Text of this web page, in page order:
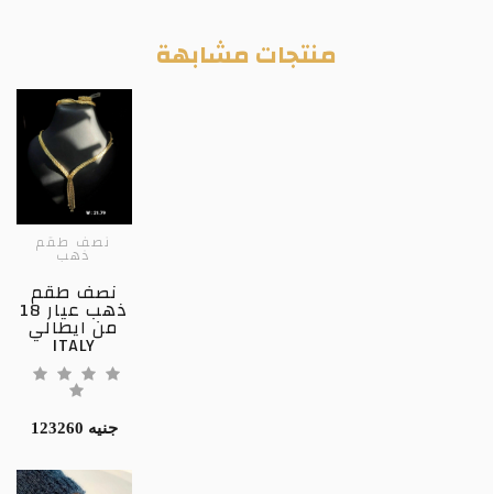
منتجات مشابهة
نصف طقم
ذهب
نصف طقم
ذهب عيار 18
من ايطالي
ITALY
123260 جنيه